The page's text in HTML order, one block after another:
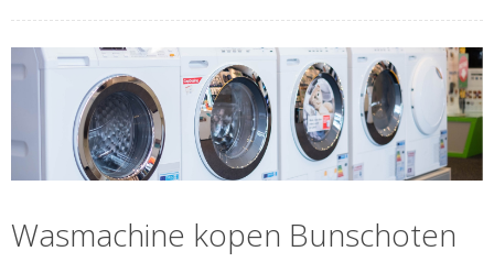
Wasmachine kopen Bunschoten